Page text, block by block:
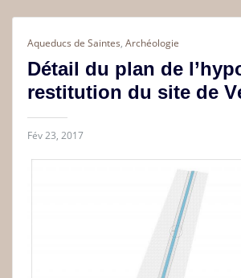
Aqueducs de Saintes, Archéologie
Détail du plan de
restitution du site de
Fév 23, 2017